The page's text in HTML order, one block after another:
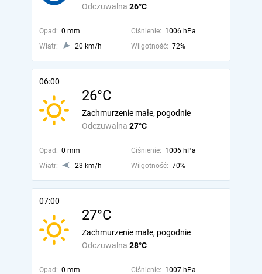
Odczuwalna 26°C
Opad: 0 mm Ciśnienie: 1006 hPa
Wiatr:
20 km/h Wilgotność: 72%
06:00
26°C
Odczuwalna 27°C
Zachmurzenie małe, pogodnie
Opad: 0 mm Ciśnienie: 1006 hPa
Wiatr:
23 km/h Wilgotność: 70%
07:00
27°C
Odczuwalna 28°C
Zachmurzenie małe, pogodnie
Opad: 0 mm Ciśnienie: 1007 hPa